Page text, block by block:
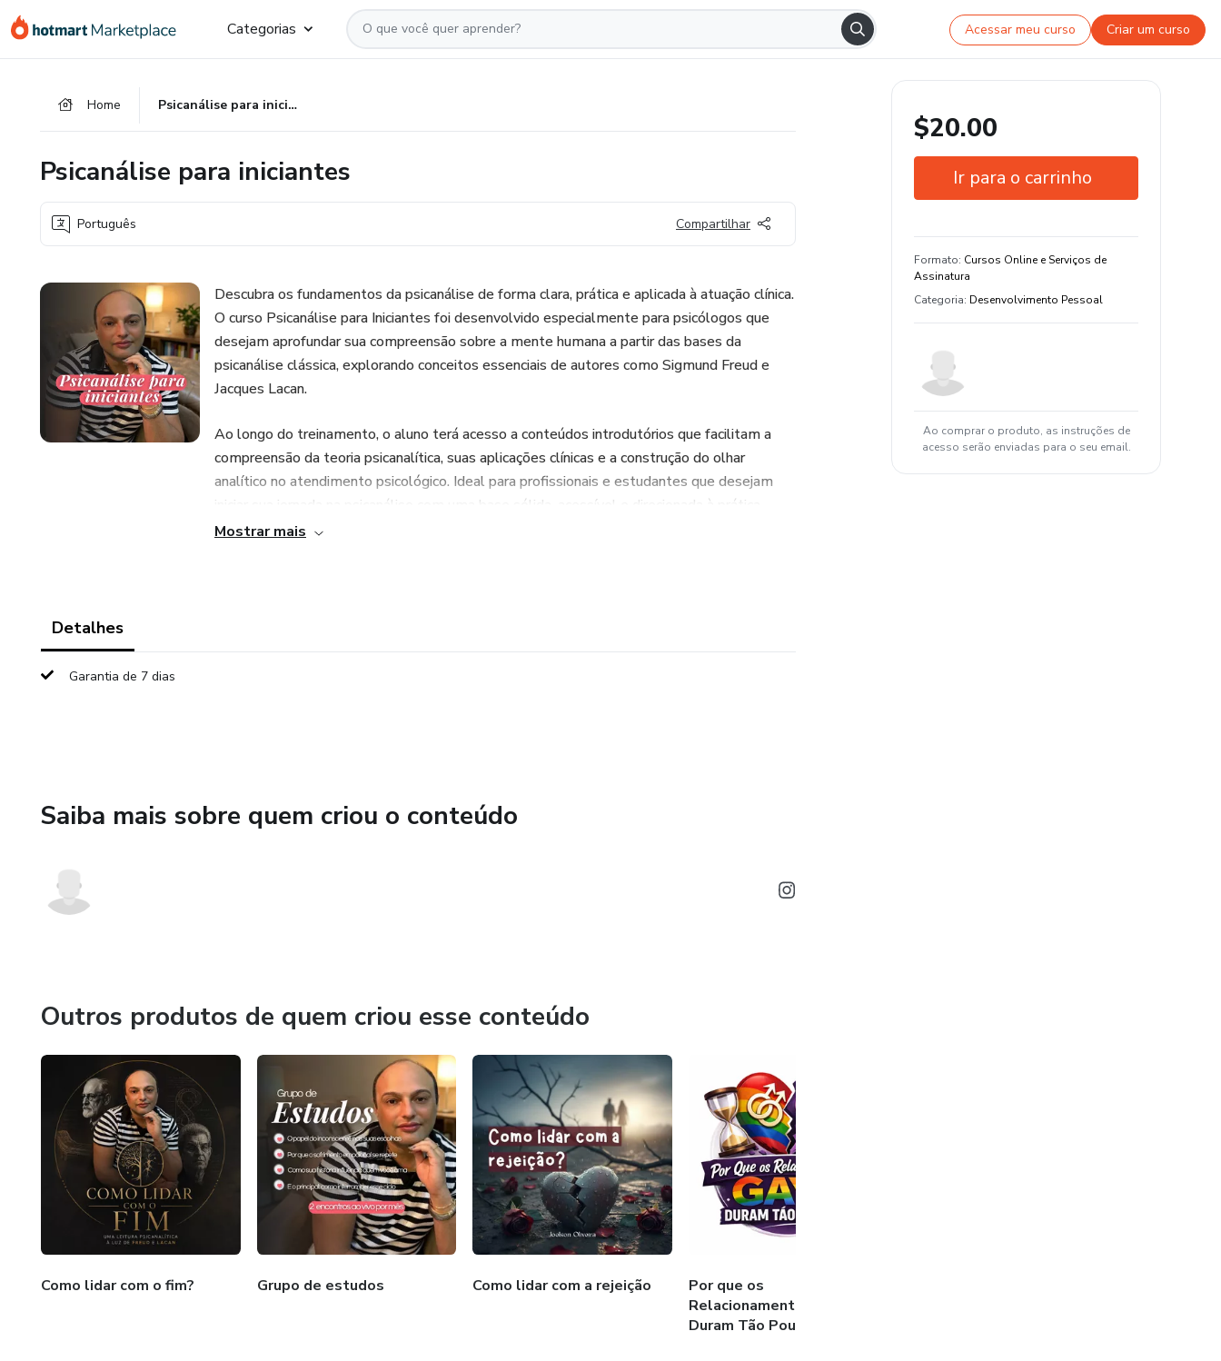
para
para
para
Categorias Acessar meu curso Criar um curso
Home Psicanálise para iniciantes
Psicanálise para iniciantes
Português Compartilhar
Descubra os fundamentos da psicanálise de forma clara, prática e aplicada à atuação clínica.
O curso Psicanálise para Iniciantes foi desenvolvido especialmente para psicólogos que
desejam aprofundar sua compreensão sobre a mente humana a partir das bases da
psicanálise clássica, explorando conceitos essenciais de autores como Sigmund Freud e
Jacques Lacan.
Ao longo do treinamento, o aluno terá acesso a conteúdos introdutórios que facilitam a
compreensão da teoria psicanalítica, suas aplicações clínicas e a construção do olhar
analítico no atendimento psicológico. Ideal para profissionais e estudantes que desejam
iniciar sua jornada na psicanálise com uma base sólida, acessível e direcionada à prática.
Mostrar mais
Detalhes
Garantia de 7 dias
Saiba mais sobre quem criou o conteúdo
Outros produtos de quem criou esse conteúdo
Como lidar com o fim? Grupo de estudos Como lidar com a rejeição
Por que os
Relacionamentos Gays
Duram Tão Pouco?
$20.00
Ir para o carrinho
Formato: Cursos Online e Serviços de
Assinatura
Categoria: Desenvolvimento Pessoal
Ao comprar o produto, as instruções de
acesso serão enviadas para o seu email.